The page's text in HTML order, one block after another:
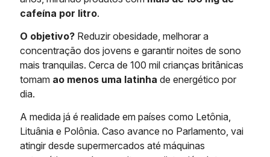
cafeína por litro.
O objetivo? Reduzir obesidade, melhorar a
concentração dos jovens e garantir noites de sono
mais tranquilas. Cerca de 100 mil crianças britânicas
tomam ao menos uma latinha de energético por
dia.
A medida já é realidade em países como Letônia,
Lituânia e Polônia. Caso avance no Parlamento, vai
atingir desde supermercados até máquinas